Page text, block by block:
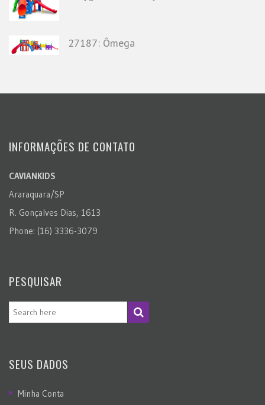
27187: Ômega
INFORMAÇÕES DE CONTATO
CAVIANKIDS
Araraquara/SP
R. Gonçalves Dias, 1613
Phone: (16) 3336-3079
PESQUISAR
SEUS DADOS
Minha Conta